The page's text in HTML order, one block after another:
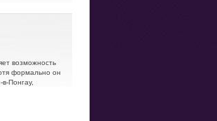
возможность
формально он
Понгау,